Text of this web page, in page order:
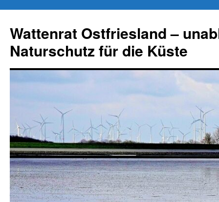
springen
Wattenrat Ostfriesland –
Naturschutz für die Küste